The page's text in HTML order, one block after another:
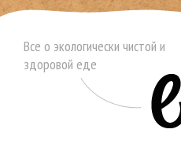
Все о экологически чистой и
здоровой еде